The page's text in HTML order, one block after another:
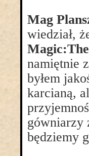
Mag
wiedział,
namiętnie
byłem
karcianą,
gówniarzy
będziemy